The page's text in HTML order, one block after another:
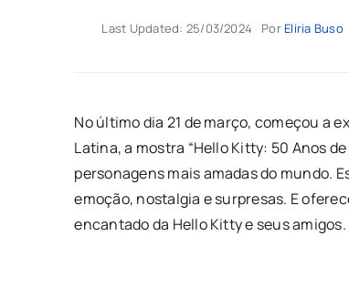
Last Updated: 25/03/2024 PorEliria Buso
No último dia 21 de março, começou a
Latina, a mostra “Hello Kitty: 50 Anos
personagens mais amadas do mundo.
emoção, nostalgia e surpresas. E
encantado da Hello Kitty e seus amigos.